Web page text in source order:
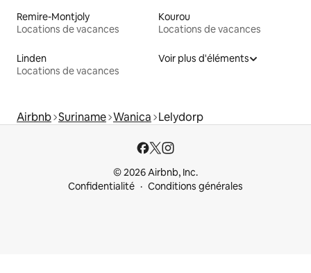
Remire-Montjoly
Locations de vacances
Kourou
Locations de vacances
Linden
Locations de vacances
Voir plus d'éléments
Airbnb Suriname Wanica Lelydorp
© 2026 Airbnb, Inc.
Confidentialité
Conditions générales